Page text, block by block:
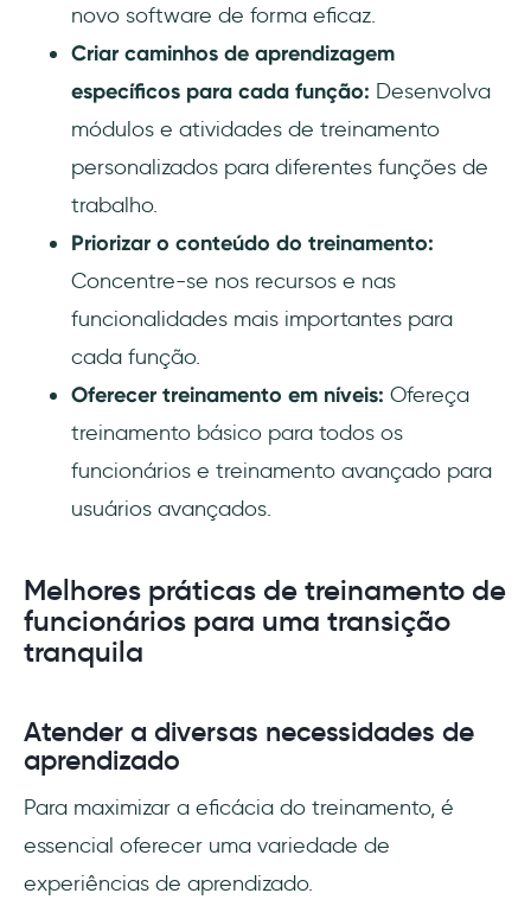
novo software de forma eficaz.
Criar caminhos de aprendizagem
específicos para cada função: Desenvolva
módulos e atividades de treinamento
personalizados para diferentes funções de
trabalho.
Priorizar o conteúdo do treinamento:
Concentre-se nos recursos e nas
funcionalidades mais importantes para
cada função.
Oferecer treinamento em níveis: Ofereça
treinamento básico para todos os
funcionários e treinamento avançado para
usuários avançados.
Melhores práticas de treinamento de
funcionários para uma transição
tranquila
Atender a diversas necessidades de
aprendizado
Para maximizar a eficácia do treinamento, é
essencial oferecer uma variedade de
experiências de aprendizado.